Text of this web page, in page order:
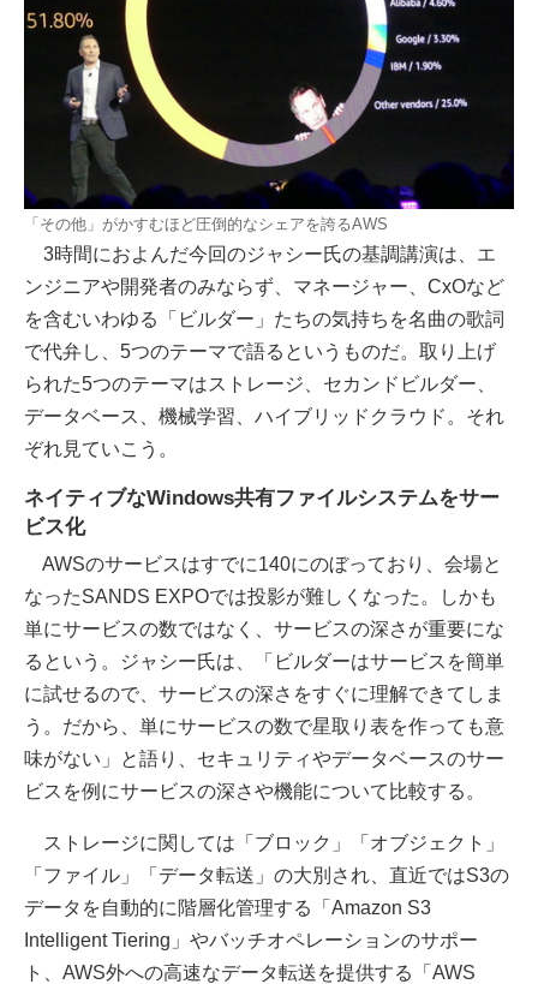
「その他」がかすむほど圧倒的なシェアを誇るAWS
3時間におよんだ今回のジャシー氏の基調講演は、エ
ンジニアや開発者のみならず、マネージャー、CxOなど
を含むいわゆる「ビルダー」たちの気持ちを名曲の歌詞
で代弁し、5つのテーマで語るというものだ。取り上げ
られた5つのテーマはストレージ、セカンドビルダー、
データベース、機械学習、ハイブリッドクラウド。それ
ぞれ見ていこう。
ネイティブなWindows共有ファイルシステムをサー
ビス化
AWSのサービスはすでに140にのぼっており、会場と
なったSANDS EXPOでは投影が難しくなった。しかも
単にサービスの数ではなく、サービスの深さが重要にな
るという。ジャシー氏は、「ビルダーはサービスを簡単
に試せるので、サービスの深さをすぐに理解できてしま
う。だから、単にサービスの数で星取り表を作っても意
味がない」と語り、セキュリティやデータベースのサー
ビスを例にサービスの深さや機能について比較する。
ストレージに関しては「ブロック」「オブジェクト」
「ファイル」「データ転送」の大別され、直近ではS3の
データを自動的に階層化管理する「Amazon S3
Intelligent Tiering」やバッチオペレーションのサポー
ト、AWS外への高速なデータ転送を提供する「AWS